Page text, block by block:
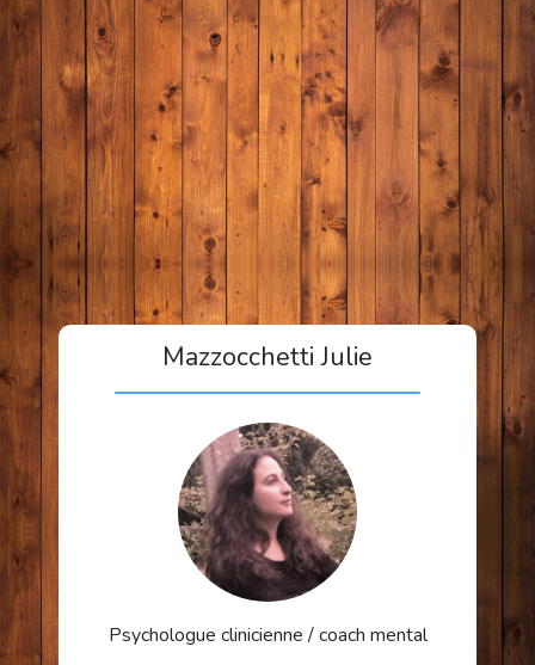
Mazzocchetti Julie
Psychologue clinicienne / coach mental
adolescents et enfants
En savoir plus